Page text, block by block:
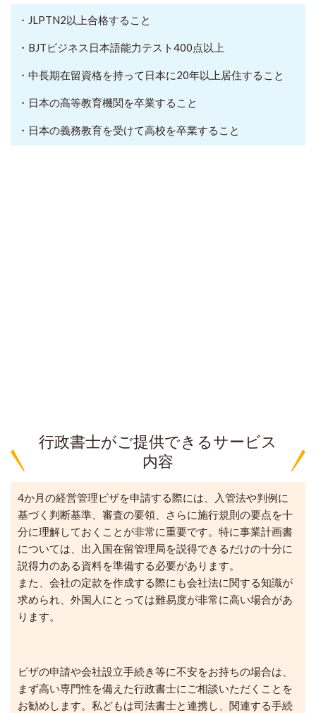
・JLPTN2以上合格すること
・BJTビジネス日本語能力テスト400点以上
・中長期在留資格を持って日本に20年以上居住すること
・日本の高等教育機関を卒業すること
・日本の義務教育を受けて高校を卒業すること
行政書士がご提供できるサービス
内容
4か月の経営管理ビザを申請する際には、入管法や判例に
基づく判断基準、審査の要領、さらに施行規則の要点を十
分に理解しておくことが非常に重要です。特に事業計画書
については、出入国在留管理局を説得できるだけの十分に
説得力のある資料を準備する必要があります。
また、会社の定款を作成する際にも会社法に関する知識が
求められ、外国人にとっては難易度が非常に高い場合があ
ります。
ビザの申請や会社設立手続き等に不安をお持ちの場合は、
まず高い専門性を備えた行政書士にご相談いただくことを
お勧めします。私どもは司法書士と連携し、関連する手続